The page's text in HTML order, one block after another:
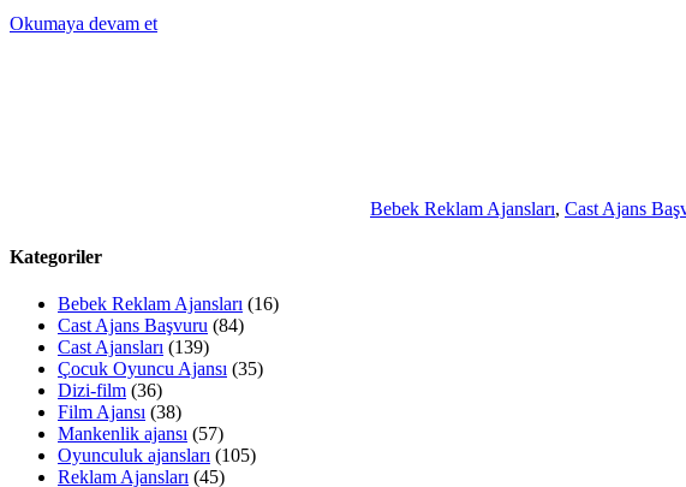
Okumaya devam et
Bebek Reklam Ajansları, Cast Ajans
Kategoriler
Bebek Reklam Ajansları (16)
Cast Ajans Başvuru (84)
Cast Ajansları (139)
Çocuk Oyuncu Ajansı (35)
Dizi-film (36)
Film Ajansı (38)
Mankenlik ajansı (57)
Oyunculuk ajansları (105)
Reklam Ajansları (45)